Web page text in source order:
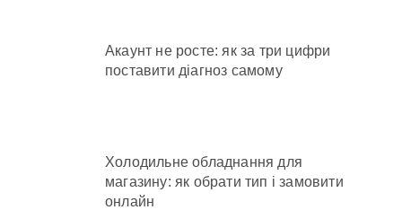
Акаунт не росте: як за три цифри
поставити діагноз самому
Холодильне обладнання для
магазину: як обрати тип і замовити
онлайн